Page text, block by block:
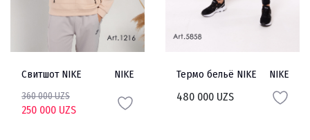
Свитшот NIKE NIKE
360 000 UZS
250 000 UZS
Термо бельё NIKE NIKE
480 000 UZS